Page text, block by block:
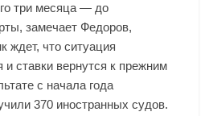
три месяца — до
замечает Федоров,
ждет, что ситуация
и ставки вернутся к прежним
с начала года
370 иностранных судов.